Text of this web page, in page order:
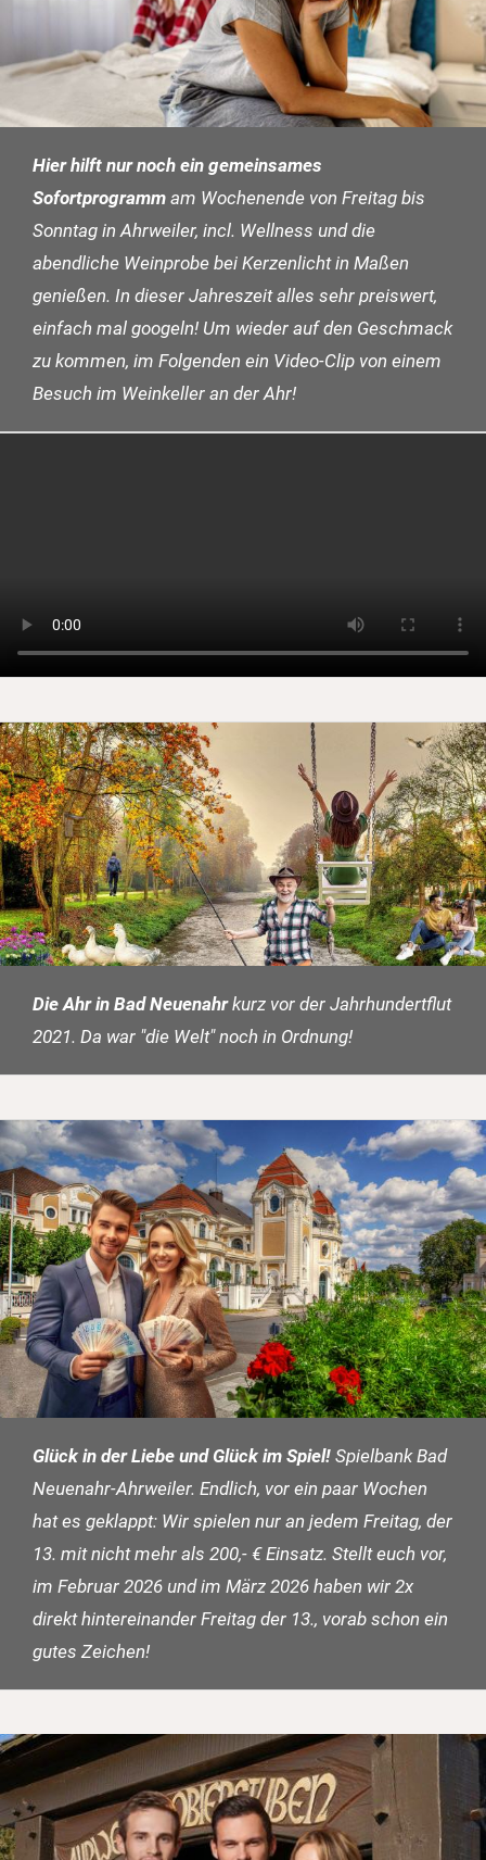
Hier hilft nur noch ein gemeinsames
Sofortprogramm am Wochenende von Freitag bis
Sonntag in Ahrweiler, incl. Wellness und die
abendliche Weinprobe bei Kerzenlicht in Maßen
genießen. In dieser Jahreszeit alles sehr preiswert,
einfach mal googeln! Um wieder auf den Geschmack
zu kommen, im Folgenden ein Video-Clip von einem
Besuch im Weinkeller an der Ahr!
Die Ahr in Bad Neuenahrkurz vor der Jahrhundertflut
2021. Da war "die Welt" noch in Ordnung!
Glück in der Liebe und Glück im Spiel! Spielbank Bad
Neuenahr-Ahrweiler. Endlich, vor ein paar Wochen
hat es geklappt: Wir spielen nur an jedem Freitag, der
13. mit nicht mehr als 200,- € Einsatz. Stellt euch vor,
im Februar 2026 und im März 2026 haben wir 2x
direkt hintereinander Freitag der 13., vorab schon ein
gutes Zeichen!